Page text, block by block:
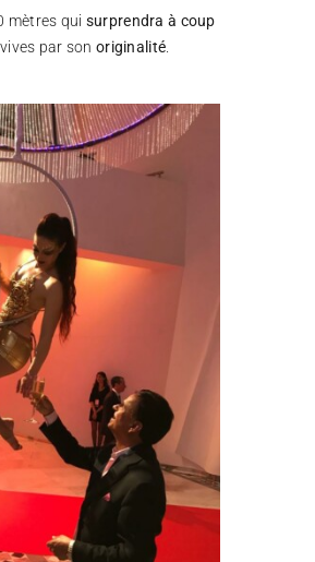
mètres qui surprendra à coup
par sonoriginalité.